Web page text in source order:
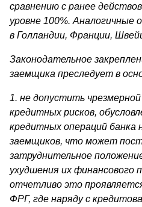
сравнению с ранее
уровне 100%. Аналогичные
в Голландии, Франции,
Законодательное
заемщика пресле­дует в
1. не допустить
кредитных рисков,
кредитных операций банка
заемщиков, что может
затруднительное
ухудшения их финансового
отчетливо это
ФРГ, где наряду с